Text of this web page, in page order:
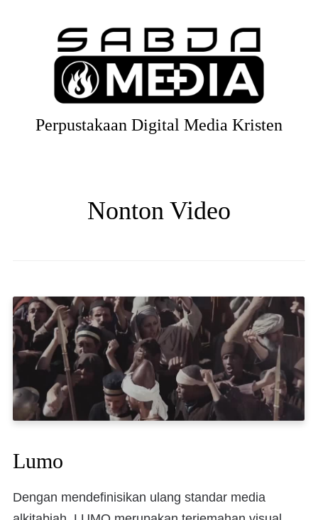
Perpustakaan Digital Media Kristen
Nonton Video
Lumo
Dengan mendefinisikan ulang standar media